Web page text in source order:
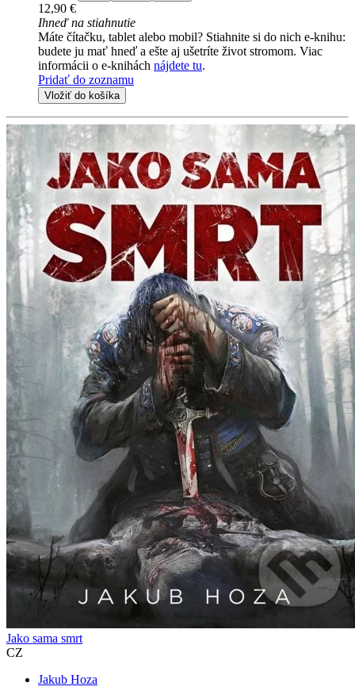
12,90 €
Ihneď na stiahnutie
Máte čítačku, tablet alebo mobil? Stiahnite si do nich e-knihu:
budete ju mať hneď a ešte aj ušetríte život stromom. Viac
informácii o e-knihách nájdete tu.
Pridať do zoznamu
Vložiť do košíka
Jako sama smrt
CZ
Jakub Hoza